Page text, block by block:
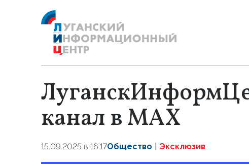
канал в MAX
15.09.2025 в 16:17Общество Эксклюзив